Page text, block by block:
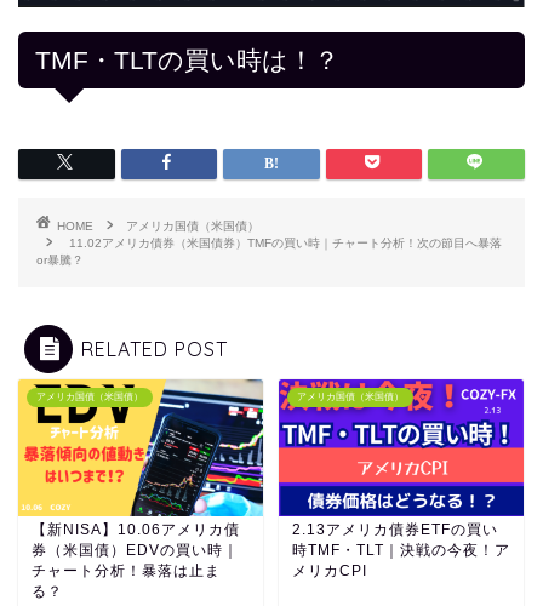
TMF・TLTの買い時は！？
HOME
アメリカ国債（米国債）
11.02アメリカ債券（米国債券）TMFの買い時｜チャート分析！次の節目へ暴落
or暴騰？
RELATED POST
アメリカ国債（米国債）
【新NISA】10.06アメリカ債
券（米国債）EDVの買い時｜
チャート分析！暴落は止ま
る？
アメリカ国債（米国債）
2.13アメリカ債券ETFの買い
時TMF・TLT｜決戦の今夜！ア
メリカCPI